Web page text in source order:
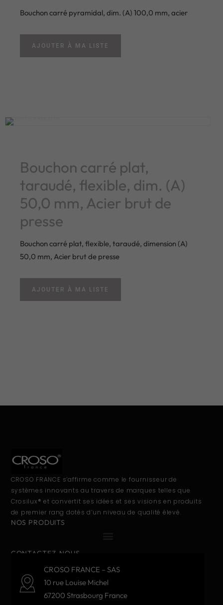
Bouchon carré pyramidal, dim. (A) 100,0 mm, acier
AJOUTER À MA LISTE
Bouchon carré plat,
taraudé, flexible, dim. (A)
50,0 mm, Acier brut de
presse
Bouchon carré plat, flexible, taraudé, dimension (A)
50,0 mm, Acier brut de presse
AJOUTER À MA LISTE
CROSO FRANCE s’affirme comme le fournisseur de
systèmes innovants au travers de marques telles que
Crosilux® et convertit ses idées et ses visions en produits
de premier rang dotés d’un niveau de qualité élevé.
NOS PRODUITS
CONTACTEZ-NOUS
CROSO FRANCE – SAS
10 rue Louise Michel
67200 Strasbourg France